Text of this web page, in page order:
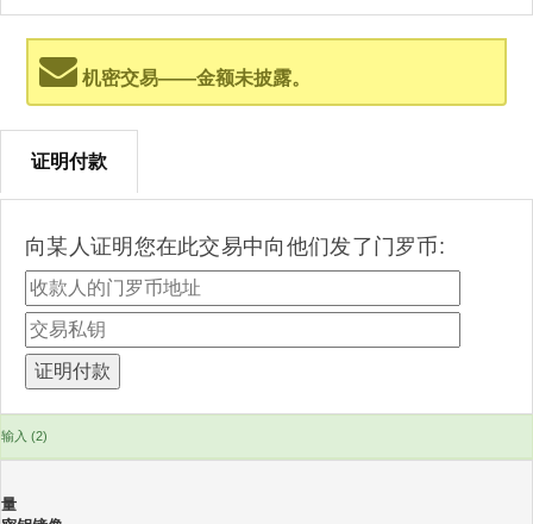
机密交易——金额未披露。
证明付款
向某人证明您在此交易中向他们发了门罗币:
输入 (2)
量